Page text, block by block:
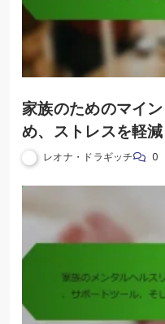
家族のためのマイ
め、ストレスを軽
を高める
レオナ・ドラギッチ 0